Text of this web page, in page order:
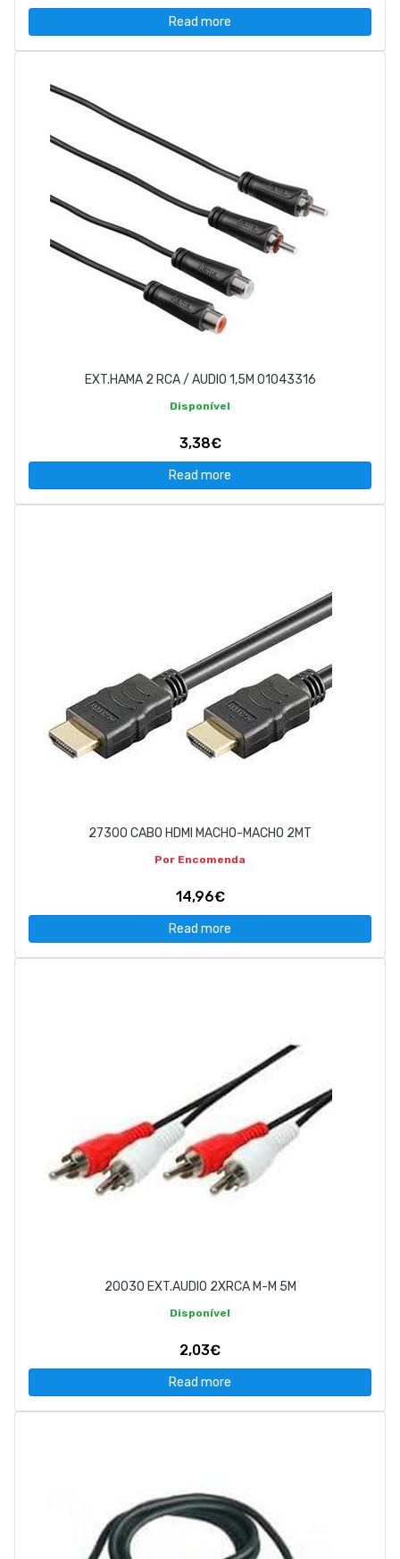
Read more
EXT.HAMA 2 RCA / AUDIO 1,5M 01043316
Disponível
3,38€
Read more
27300 CABO HDMI MACHO-MACHO 2MT
Por Encomenda
14,96€
Read more
20030 EXT.AUDIO 2XRCA M-M 5M
Disponível
2,03€
Read more